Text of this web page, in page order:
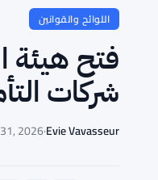
اللوائح والقوانين
فتح هيئة
شركات
Evie Vavasseur
·
2026